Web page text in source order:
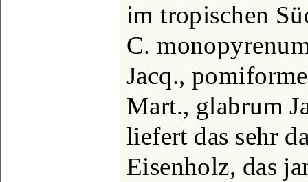
im tropischen
C.
Jacq.,
Mart., glabrum
liefert das sehr
Eisenholz, das